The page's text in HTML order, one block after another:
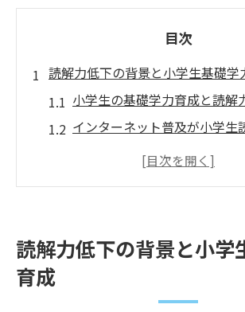
目次
読解力低下の背景と小学生基礎学
小学生の基礎学力育成と読解
インターネット普及が小学生
読解力低下を防ぐための家庭
語彙力アップに役立つ日常習慣の
読解力低下の背景と小学
育成